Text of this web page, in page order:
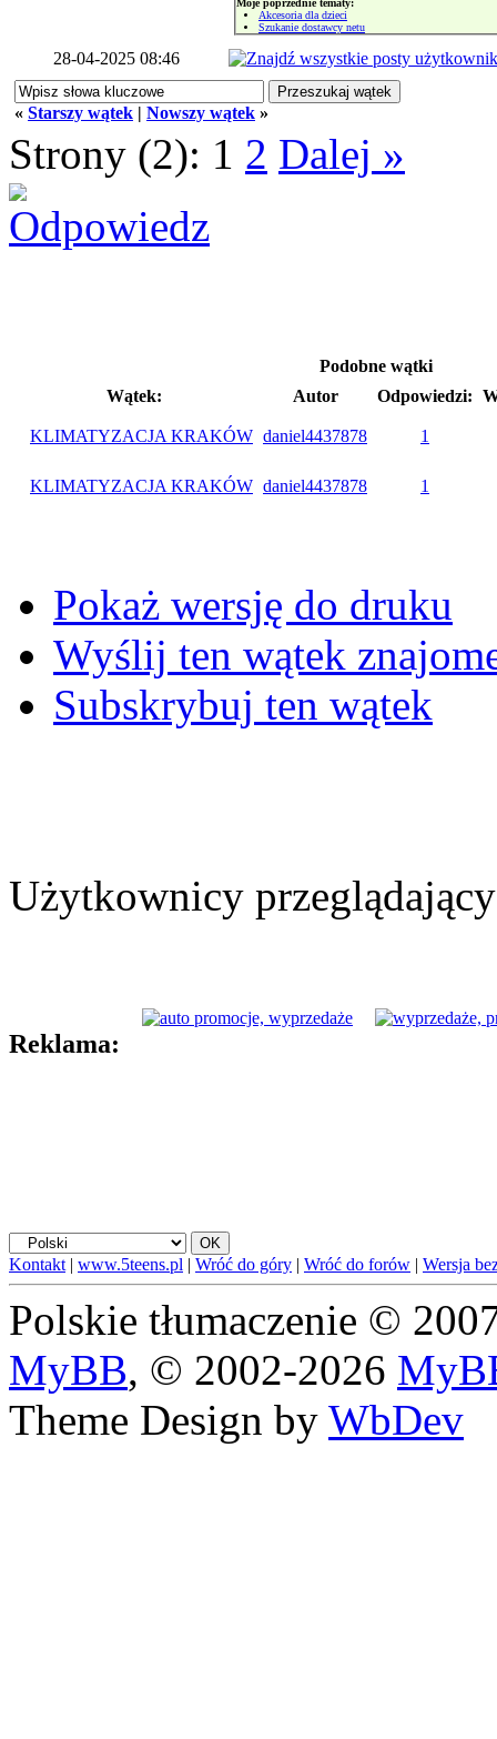
Moje poprzednie tematy:
Akcesoria dla dzieci
Szukanie dostawcy netu
28-04-2025 08:46
« Starszy wątek | Nowszy wątek »
Strony (2): 1 2 Dalej »
Podobne wątki
Wątek:
Autor Odpowiedzi:
KLIMATYZACJA KRAKÓW daniel4437878 1
KLIMATYZACJA KRAKÓW daniel4437878 1
Pokaż wersję do druku
Wyślij ten wątek
Subskrybuj ten wątek
Użytkownicy
Reklama:
Kontakt | www.5teens.pl | Wróć do góry | Wróć do forów | Wersja
Polskie tłumaczenie ©
MyBB, © 2002-2026
Theme Design by WbDev